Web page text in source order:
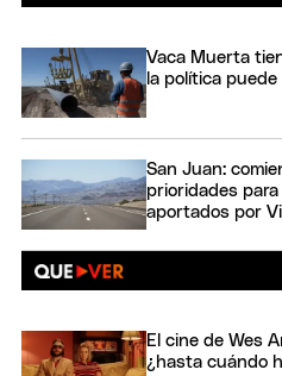
Vaca Muerta
la política
San Juan:
prioridades
aportados por
El cine de Wes
¿hasta cuándo